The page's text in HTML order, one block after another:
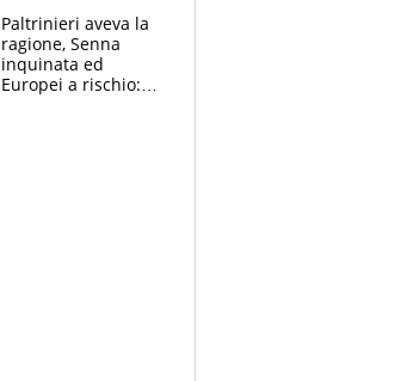
felice del mio livello"
Paltrinieri aveva la
ragione, Senna
inquinata ed
Europei a rischio: